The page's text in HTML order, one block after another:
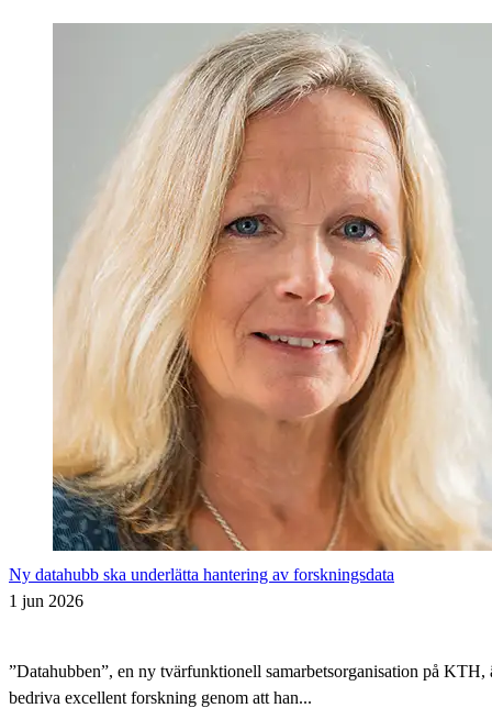
Ny datahubb ska underlätta hantering av forskningsdata
1 jun 2026
”Datahubben”, en ny tvärfunktionell samarbetsorganisation på
bedriva excellent forskning genom att han...